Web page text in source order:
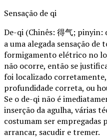
Sensação de qi
De-qi (Chinês: 得气; pinyin:
a uma alegada sensação
formigamento elétrico no
não ocorre, então se
foi localizado
profundidade correta, ou
Se o de-qi não é
inserção da agulha, várias
costumam ser empregadas
arrancar, sacudir e tremer.